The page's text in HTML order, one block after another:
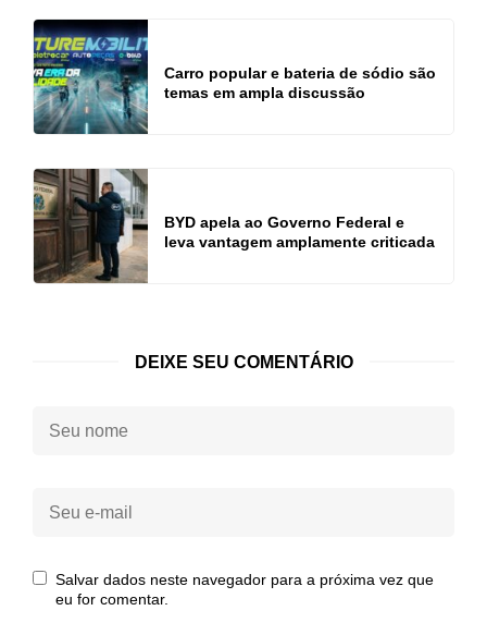
Carro popular e bateria de sódio são
temas em ampla discussão
BYD apela ao Governo Federal e
leva vantagem amplamente criticada
DEIXE SEU COMENTÁRIO
Seu
nome:
Seu
Salvar dados neste navegador para a próxima vez que
eu for comentar.